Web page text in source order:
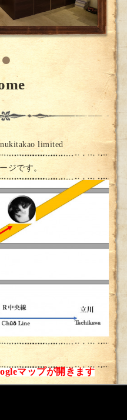
limited
ジです。